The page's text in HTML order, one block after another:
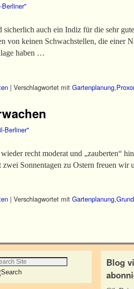
auch ein Indiz für die sehr
von keinen Schwachstellen, die einer
haben …
| Verschlagwortet mit Gartenplanung,
Berliner"
recht moderat und „zauberten“
Sonnentagen zu Ostern freuen wir
| Verschlagwortet mit Gartenplanung,
Blog